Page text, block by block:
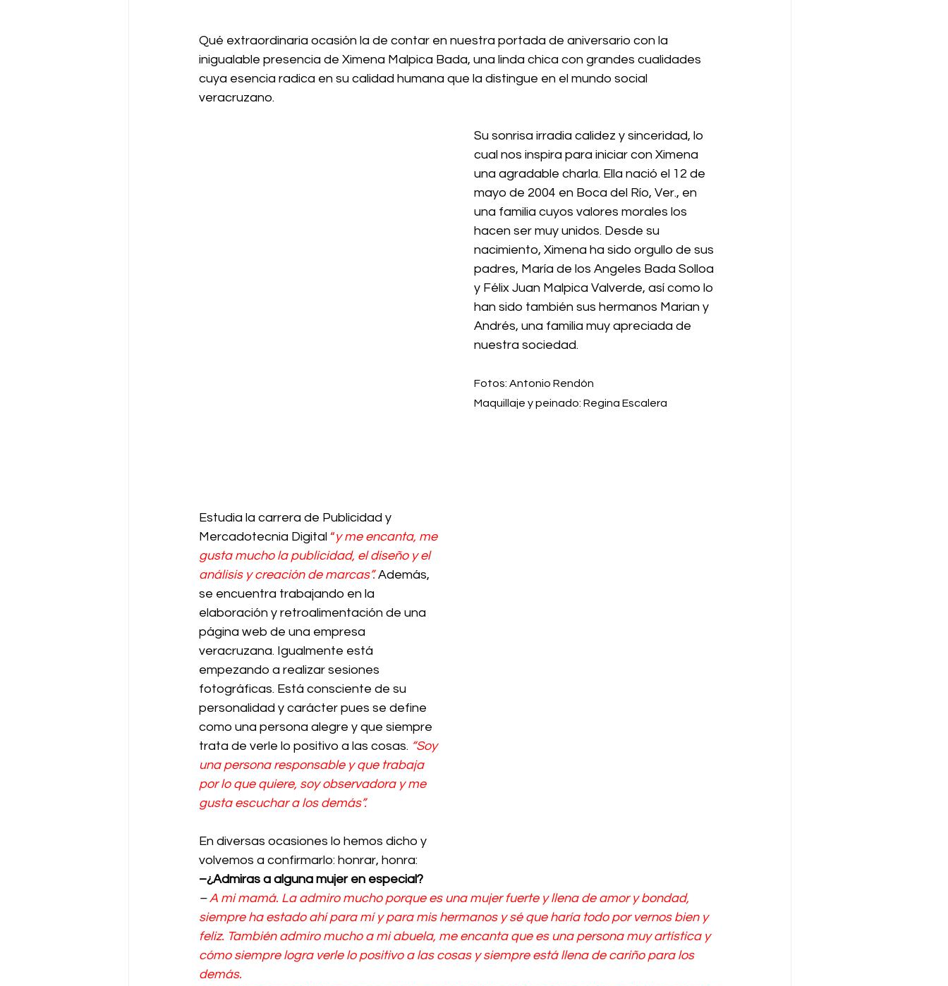
Qué extraordinaria ocasión la de contar en nuestra portada de aniversario con la
inigualable presencia de Ximena Malpica Bada, una linda chica con grandes cualidades
cuya esencia radica en su calidad humana que la distingue en el mundo social
veracruzano.
Su sonrisa irradia calidez y sinceridad, lo
cual nos inspira para iniciar con Ximena
una agradable charla. Ella nació el 12 de
mayo de 2004 en Boca del Río, Ver., en
una familia cuyos valores morales los
hacen ser muy unidos. Desde su
nacimiento, Ximena ha sido orgullo de sus
padres, María de los Angeles Bada Solloa
y Félix Juan Malpica Valverde, así como lo
han sido también sus hermanos Marian y
Andrés, una familia muy apreciada de
nuestra sociedad.
Fotos: Antonio Rendón
Maquillaje y peinado: Regina Escalera
Estudia la carrera de Publicidad y
Mercadotecnia Digital “y me encanta, me
gusta mucho la publicidad, el diseño y el
análisis y creación de marcas”. Además,
se encuentra trabajando en la
elaboración y retroalimentación de una
página web de una empresa
veracruzana. Igualmente está
empezando a realizar sesiones
fotográficas. Está consciente de su
personalidad y carácter pues se define
como una persona alegre y que siempre
trata de verle lo positivo a las cosas. “Soy
una persona responsable y que trabaja
por lo que quiere, soy observadora y me
gusta escuchar a los demás”.
En diversas ocasiones lo hemos dicho y
volvemos a confirmarlo: honrar, honra:
–¿Admiras a alguna mujer en especial?
– A mi mamá. La admiro mucho porque es una mujer fuerte y llena de amor y bondad,
siempre ha estado ahí para mí y para mis hermanos y sé que haría todo por vernos bien y
feliz. También admiro mucho a mi abuela, me encanta que es una persona muy artística y
cómo siempre logra verle lo positivo a las cosas y siempre está llena de cariño para los
demás.